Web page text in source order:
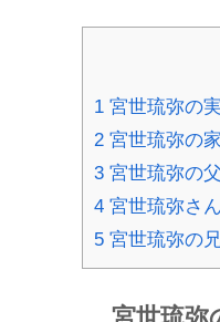
1 宮世琉弥の
2 宮世琉弥の
3 宮世琉弥の
4 宮世琉弥さ
5 宮世琉弥の